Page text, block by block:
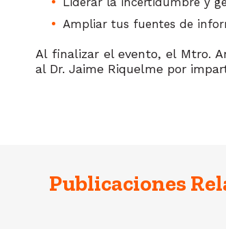
Ampliar tus fuentes de
Al finalizar el evento, el Mtro.
al Dr. Jaime Riquelme por
Publicaciones